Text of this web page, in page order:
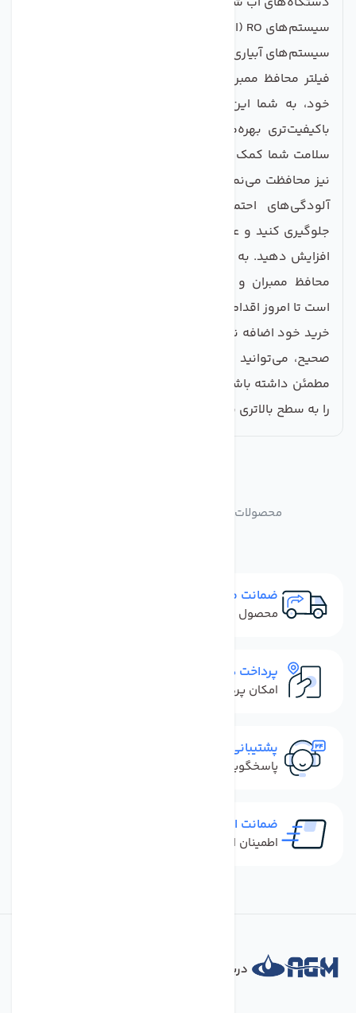
سیستم‌های RO (اسمز معکوس)
سیستم‌های آبیاری و کشاورزی
فیلتر محافظ ممبران با طراحی کاربرپسند و عملکرد مؤثر
خود، به شما این امکان را می‌دهد که از آب سالم و
باکیفیت‌تری بهره‌مند شوید. نه تنها این فیلتر به حفظ
سلامت شما کمک می‌کند، بلکه از آسیب به تجهیزات شما
نیز محافظت می‌نماید. با نصب این فیلتر، شما می‌توانید از
آلودگی‌های احتمالی مبتلا به ممبران‌های گران‌قیمت
جلوگیری کنید و عمر سیستم خود را به طرز قابل توجهی
افزایش دهید. به منظور بهره‌مندی از مزایای بی‌نظیر فیلتر
محافظ ممبران و پیشگیری از هزینه‌های اضافی، کافی
است تا امروز اقدام کنید و این محصول ارزشمند را به سبد
خرید خود اضافه نمایید. اطمینان حاصل کنید که با انتخاب
صحیح، می‌توانید تجربه‌ای بی‌نظیر از تصفیه آب سالم و
مطمئن داشته باشید. با ما همراه باشید و کیفیت آب خود
را به سطح بالاتری ببرید.
محصولات مشابه فیلتر محافظ ممبران ایران
ضمانت مرجوعی
محصول نباید آسیب دیده باشد
پرداخت در محل
امکان پرداخت کل فاکتور در محل
پشتیبانی سریع
پاسخگویی سریع به تماس‌ها و پیام‌ها
ضمانت اصل بودن کالا
اطمینان از خرید کالای اورجینال
درباره فروشگاه